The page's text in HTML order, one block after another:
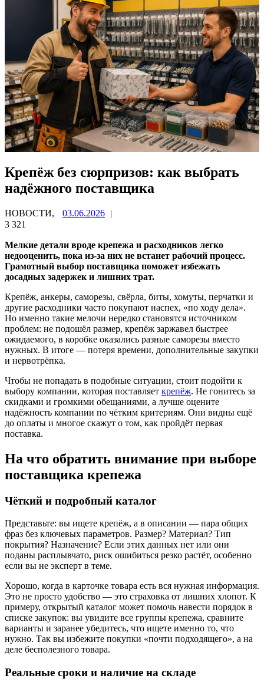
Крепёж без сюрпризов: как выбрать
надёжного поставщика
НОВОСТИ, 03.06.2026 |
3 321
Мелкие детали вроде крепежа и расходников легко
недооценить, пока из‑за них не встанет рабочий процесс.
Грамотный выбор поставщика поможет избежать
досадных задержек и лишних трат.
Крепёж, анкеры, саморезы, свёрла, биты, хомуты, перчатки и
другие расходники часто покупают наспех, «по ходу дела».
Но именно такие мелочи нередко становятся источником
проблем: не подошёл размер, крепёж заржавел быстрее
ожидаемого, в коробке оказались разные саморезы вместо
нужных. В итоге — потеря времени, дополнительные закупки
и нервотрёпка.
Чтобы не попадать в подобные ситуации, стоит подойти к
выбору компании, которая поставляет крепёж. Не гонитесь за
скидками и громкими обещаниями, а лучше оцените
надёжность компании по чётким критериям. Они видны ещё
до оплаты и многое скажут о том, как пройдёт первая
поставка.
На что обратить внимание при выборе
поставщика крепежа
Чёткий и подробный каталог
Представьте: вы ищете крепёж, а в описании — пара общих
фраз без ключевых параметров. Размер? Материал? Тип
покрытия? Назначение? Если этих данных нет или они
поданы расплывчато, риск ошибиться резко растёт, особенно
если вы не эксперт в теме.
Хорошо, когда в карточке товара есть вся нужная информация.
Это не просто удобство — это страховка от лишних хлопот. К
примеру, открытый каталог может помочь навести порядок в
списке закупок: вы увидите все группы крепежа, сравните
варианты и заранее убедитесь, что ищете именно то, что
нужно. Так вы избежите покупки «почти подходящего», а на
деле бесполезного товара.
Реальные сроки и наличие на складе